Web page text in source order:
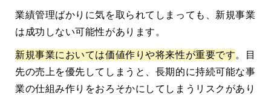
業績管理ばかりに気を取られてしまっても、新規事業
は成功しない可能性があります。
新規事業においては価値作りや将来性が重要です。目
先の売上を優先してしまうと、長期的に持続可能な事
業の仕組み作りをおろそかにしてしまうリスクがあり